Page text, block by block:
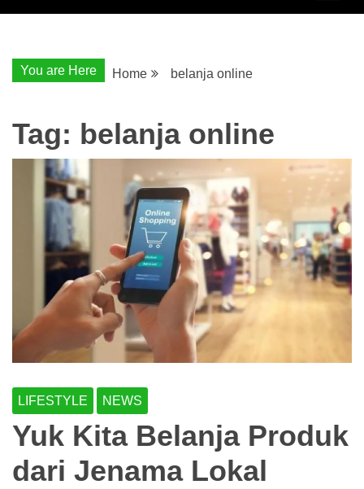
You are Here Home belanja online
Tag: belanja online
LIFESTYLE NEWS
Yuk Kita Belanja Produk
dari Jenama Lokal